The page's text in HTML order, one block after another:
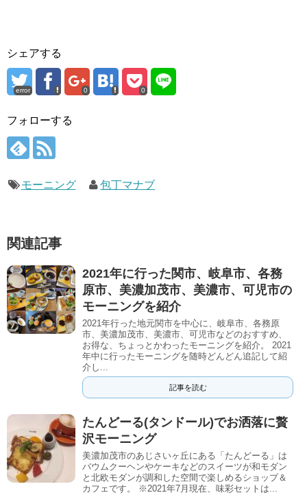
シェアする
error 0 0
フォローする
モーニング 包丁マナブ
関連記事
2021年に行った関市、岐阜市、各務
原市、美濃加茂市、美濃市、可児市の
モーニングを紹介
2021年行った地元関市を中心に、岐阜市、各務原
市、美濃加茂市、美濃市、可児市などのおすすめ、
お得な、ちょっとかわったモーニングを紹介。 2021
年中に行ったモーニングを随時どんどん追記して紹
介し...
記事を読む
たんどーる(タンドール)でお洒落に贅
沢モーニング
美濃加茂市のあじさいヶ丘にある「たんどーる」は
バウムクーヘンやケーキなどのスイーツが和モダン
と北欧モダンが調和した空間で楽しめるショップ＆
カフェです。 ※2021年7月現在、味彩セットは...